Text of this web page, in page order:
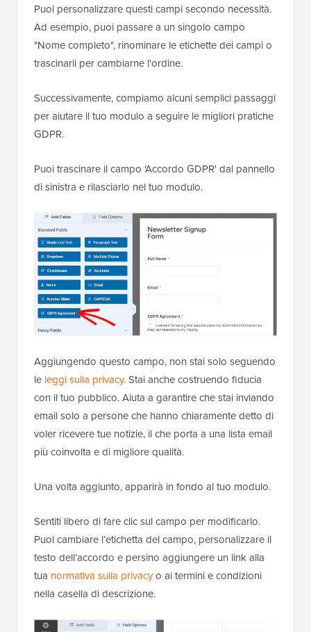
Puoi personalizzare questi campi secondo necessità.
Ad esempio, puoi passare a un singolo campo
"Nome completo", rinominare le etichette dei campi o
trascinarli per cambiarne l'ordine.
Successivamente, compiamo alcuni semplici passaggi
per aiutare il tuo modulo a seguire le migliori pratiche
GDPR.
Puoi trascinare il campo 'Accordo GDPR' dal pannello
di sinistra e rilasciarlo nel tuo modulo.
Aggiungendo questo campo, non stai solo seguendo
le leggi sulla privacy. Stai anche costruendo fiducia
con il tuo pubblico. Aiuta a garantire che stai inviando
email solo a persone che hanno chiaramente detto di
voler ricevere tue notizie, il che porta a una lista email
più coinvolta e di migliore qualità.
Una volta aggiunto, apparirà in fondo al tuo modulo.
Sentiti libero di fare clic sul campo per modificarlo.
Puoi cambiare l’etichetta del campo, personalizzare il
testo dell’accordo e persino aggiungere un link alla
tua normativa sulla privacyo ai termini e condizioni
nella casella di descrizione.